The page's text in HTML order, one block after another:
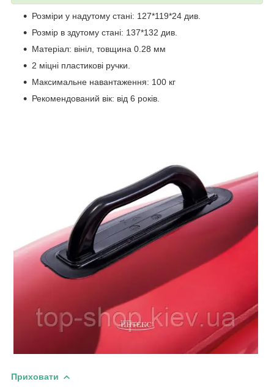
Розміри у надутому стані: 127*119*24 див.
Розмір в здутому стані: 137*132 див.
Матеріал: вініл, товщина 0.28 мм
2 міцні пластикові ручки.
Максимальне навантаження: 100 кг
Рекомендований вік: від 6 років.
Приховати